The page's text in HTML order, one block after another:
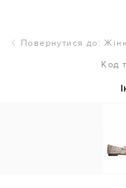
Повернутися до:
Код